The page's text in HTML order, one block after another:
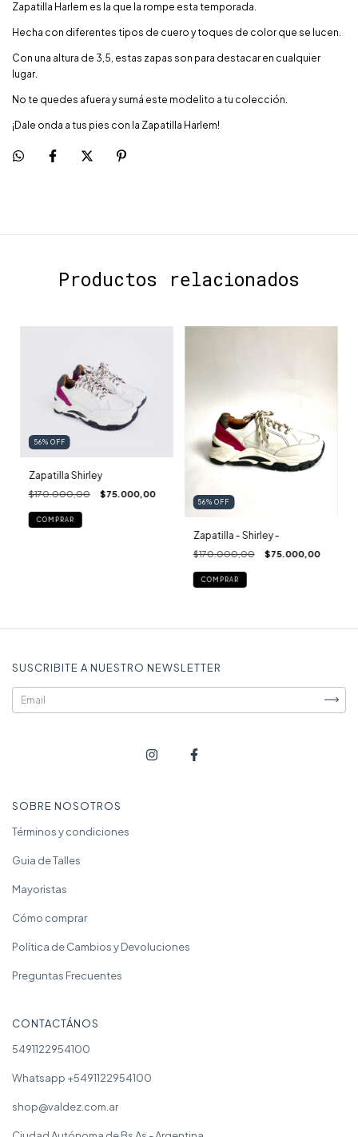
Zapatilla Harlem es la que la rompe esta temporada.
Hecha con diferentes tipos de cuero y toques de color que se lucen.
Con una altura de 3,5, estas zapas son para destacar en cualquier
lugar.
No te quedes afuera y sumá este modelito a tu colección.
¡Dale onda a tus pies con la Zapatilla Harlem!
Productos relacionados
56% OFF
Zapatilla Shirley
$170.000,00 $75.000,00
COMPRAR
56%OFF
Zapatilla - Shirley -
$170.000,00 $75.000,00
COMPRAR
SUSCRIBITE A NUESTRO NEWSLETTER
SOBRE NOSOTROS
Términos y condiciones
Guia de Talles
Mayoristas
Cómo comprar
Política de Cambios y Devoluciones
Preguntas Frecuentes
CONTACTÁNOS
5491122954100
Whatsapp +5491122954100
shop@valdez.com.ar